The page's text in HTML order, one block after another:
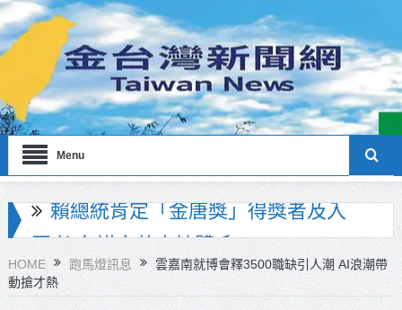
Menu
海巡署南部分署主官大換血 蔡順元
勉提升巡防戰力
北市鮮奶週報再升級！8月31日補助
HOME 跑馬燈訊息
雲嘉南就博會釋3500職缺引人潮 AI浪潮帶
動搶才熱